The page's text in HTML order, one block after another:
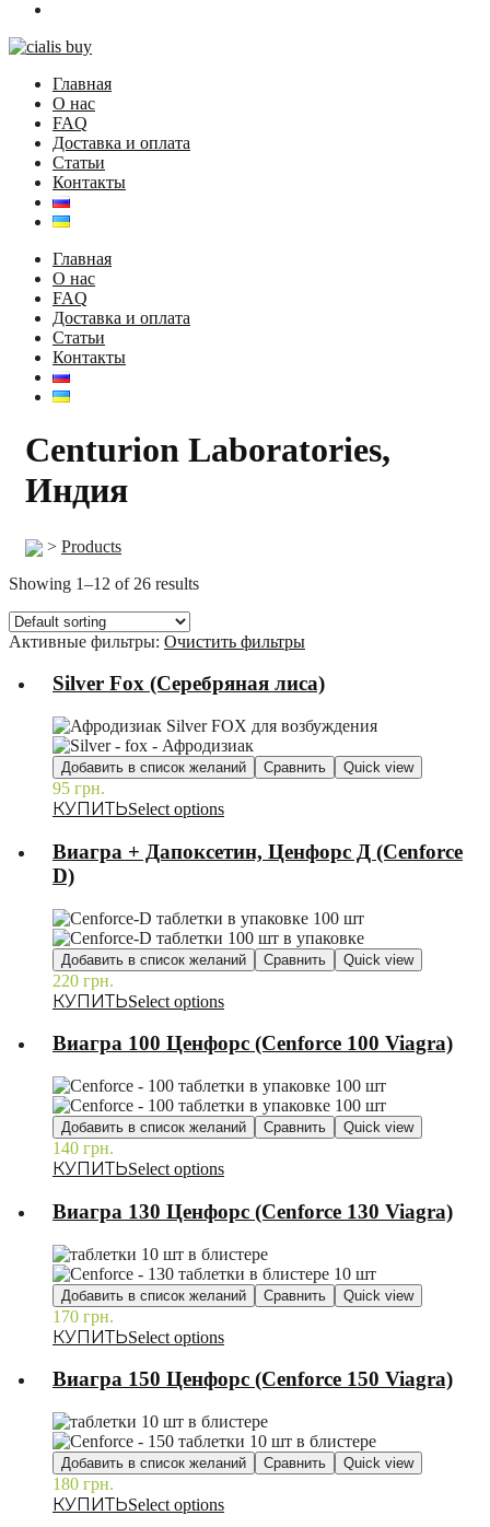
Главная
О нас
FAQ
Доставка и оплата
Статьи
Контакты
Главная
О нас
FAQ
Доставка и оплата
Статьи
Контакты
Centurion Laboratories,
Индия
> Products
Showing 1–12 of 26 results
Активные фильтры: Очистить фильтры
Silver Fox (Серебряная лиса)
Добавить в список желаний Сравнить Quick view
95 грн.
Select options
Виагра + Дапоксетин, Ценфорс Д (Cenforce
D)
Добавить в список желаний Сравнить Quick view
220 грн.
Select options
Виагра 100 Ценфорс (Cenforce 100 Viagra)
Добавить в список желаний Сравнить Quick view
140 грн.
Select options
Виагра 130 Ценфорс (Cenforce 130 Viagra)
Добавить в список желаний Сравнить Quick view
170 грн.
Select options
Виагра 150 Ценфорс (Cenforce 150 Viagra)
Добавить в список желаний Сравнить Quick view
180 грн.
Select options